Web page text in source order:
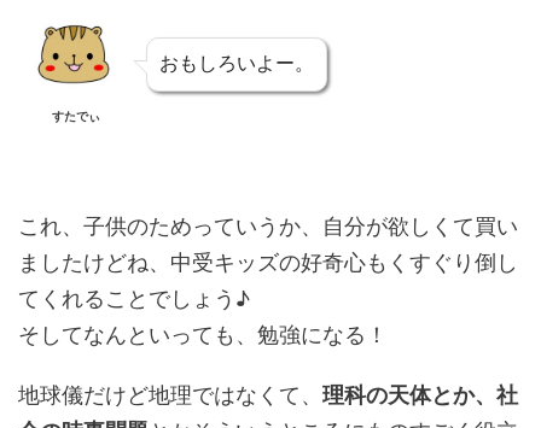
すたでぃ
おもしろいよー。
これ、子供のためっていうか、自分が欲しくて買い
ましたけどね、中受キッズの好奇心もくすぐり倒し
てくれることでしょう♪
そしてなんといっても、勉強になる！
地球儀だけど地理ではなくて、 理科の天体とか、社